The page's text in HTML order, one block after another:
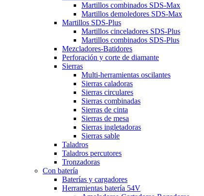
Martillos combinados SDS-Max
Martillos demoledores SDS-Max
Martillos SDS-Plus
Martillos cinceladores SDS-Plus
Martillos combinados SDS-Plus
Mezcladores-Batidores
Perforación y corte de diamante
Sierras
Multi-herramientas oscilantes
Sierras caladoras
Sierras circulares
Sierras combinadas
Sierras de cinta
Sierras de mesa
Sierras ingletadoras
Sierras sable
Taladros
Taladros percutores
Tronzadoras
Con batería
Baterías y cargadores
Herramientas batería 54V